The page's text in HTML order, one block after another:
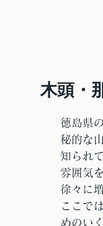
木頭・
徳島県
秘的な
知られ
雰囲気
徐々に
ここで
めのい